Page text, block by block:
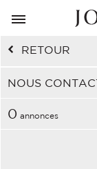
RETOUR
NOUS
0 annonces